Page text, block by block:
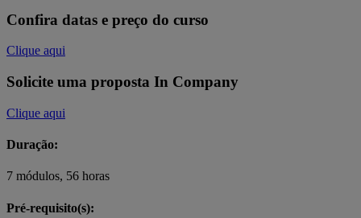
Confira datas e preço do curso
Clique aqui
Solicite uma proposta In Company
Clique aqui
Duração:
7 módulos, 56 horas
Pré-requisito(s):